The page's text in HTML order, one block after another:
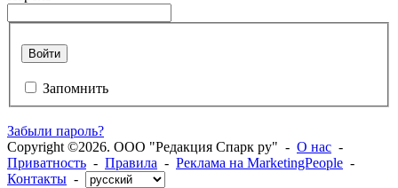
Войти
Запомнить
Забыли пароль?
Copyright ©2026. ООО "Редакция Спарк ру" - О нас -
Приватность - Правила - Реклама на MarketingPeople -
Контакты -